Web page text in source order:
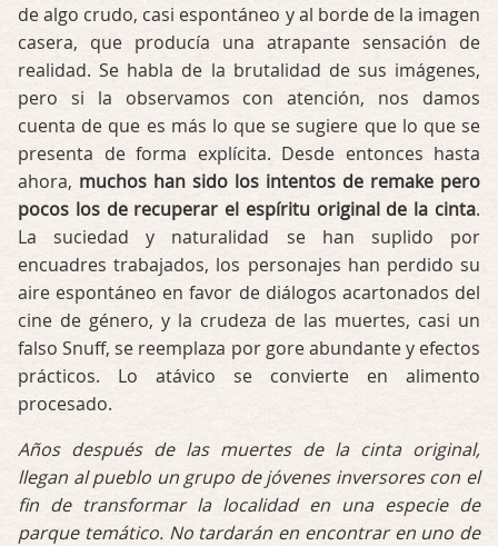
de algo crudo, casi espontáneo y al borde de la imagen
casera, que producía una atrapante sensación de
realidad. Se habla de la brutalidad de sus imágenes,
pero si la observamos con atención, nos damos
cuenta de que es más lo que se sugiere que lo que se
presenta de forma explícita. Desde entonces hasta
ahora, muchos han sido los intentos de remake pero
pocos los de recuperar el espíritu original de la cinta.
La suciedad y naturalidad se han suplido por
encuadres trabajados, los personajes han perdido su
aire espontáneo en favor de diálogos acartonados del
cine de género, y la crudeza de las muertes, casi un
falso Snuff, se reemplaza por gore abundante y efectos
prácticos. Lo atávico se convierte en alimento
procesado.
Años después de las muertes de la cinta original,
llegan al pueblo un grupo de jóvenes inversores con el
fin de transformar la localidad en una especie de
parque temático. No tardarán en encontrar en uno de